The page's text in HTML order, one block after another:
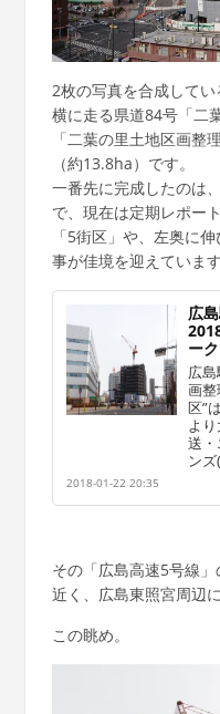
2枚の写真を合成してい
横に走る県道84号「二
「二葉の里土地区画整
（約13.8ha）です。
一番先に完成したのは
で、現在は定期レポー
「5街区」や、左奥に
事が佳境を迎えています
広
ー
広
画整
区”
よ
送・
ン
2018-01-22 20:35
その「広島高速5号線
近く、広島東照宮周辺
この眺め。